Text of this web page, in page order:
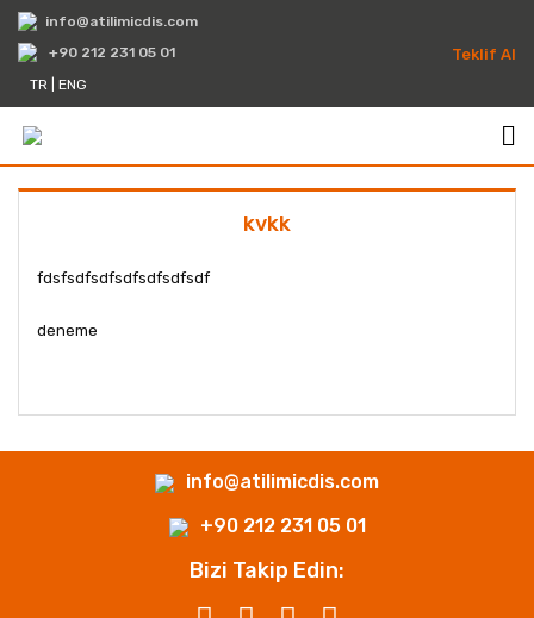
info@atilimicdis.com
+90 212 231 05 01
TR
ENG
Teklif Al
kvkk
fdsfsdfsdfsdfsdfsdfsdf
deneme
info@atilimicdis.com
+90 212 231 05 01
Bizi Takip Edin: